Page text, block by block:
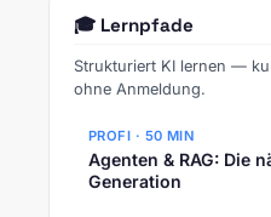
🎓 Lernpfade
Strukturiert KI lernen —
ohne Anmeldung.
PROFI · 50 MIN
Agenten & RAG: Die
Generation